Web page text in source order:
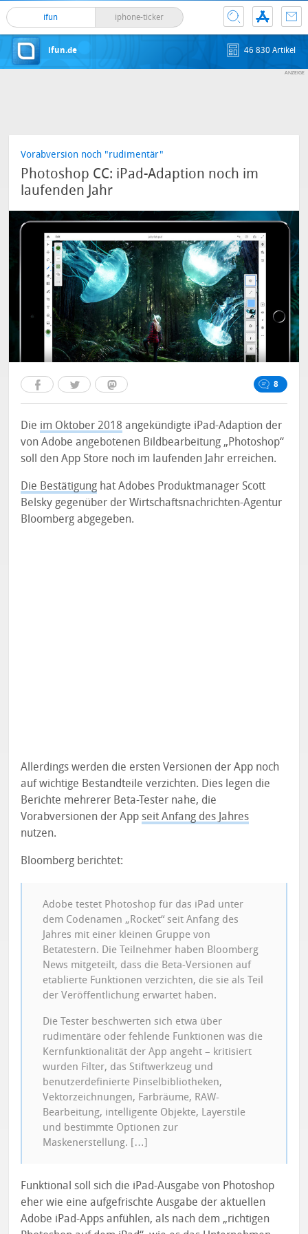
ifun iphone-ticker
ifun.de 46 830 Artikel
Vorabversion noch "rudimentär"
Photoshop CC: iPad-Adaption noch im
laufenden Jahr
8
Die im Oktober 2018 angekündigte iPad-Adaption der
von Adobe angebotenen Bildbearbeitung „Photoshop“
soll den App Store noch im laufenden Jahr erreichen.
Die Bestätigung hat Adobes Produktmanager Scott
Belsky gegenüber der Wirtschaftsnachrichten-Agentur
Bloomberg abgegeben.
Allerdings werden die ersten Versionen der App noch
auf wichtige Bestandteile verzichten. Dies legen die
Berichte mehrerer Beta-Tester nahe, die
Vorabversionen der Appseit Anfang des Jahres
nutzen.
Bloomberg berichtet:
Adobe testet Photoshop für das iPad unter
dem Codenamen „Rocket“ seit Anfang des
Jahres mit einer kleinen Gruppe von
Betatestern. Die Teilnehmer haben Bloomberg
News mitgeteilt, dass die Beta-Versionen auf
etablierte Funktionen verzichten, die sie als Teil
der Veröffentlichung erwartet haben.
Die Tester beschwerten sich etwa über
rudimentäre oder fehlende Funktionen was die
Kernfunktionalität der App angeht – kritisiert
wurden Filter, das Stiftwerkzeug und
benutzerdefinierte Pinselbibliotheken,
Vektorzeichnungen, Farbräume, RAW-
Bearbeitung, intelligente Objekte, Layerstile
und bestimmte Optionen zur
Maskenerstellung. […]
Funktional soll sich die iPad-Ausgabe von Photoshop
eher wie eine aufgefrischte Ausgabe der aktuellen
Adobe iPad-Apps anfühlen, als nach dem „richtigen